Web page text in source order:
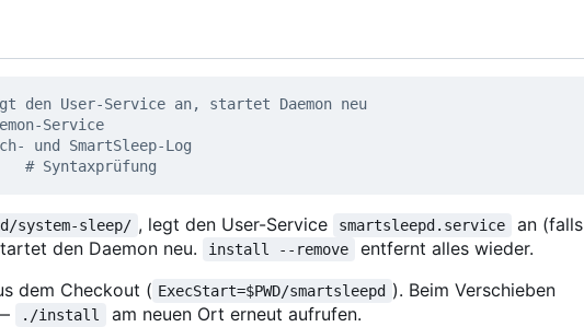
den User-Service an, startet Daemon neu
Service
und SmartSleep-Log
# Syntaxprüfung
system-sleep/ , legt den User-Service smartsleepd.service
an (falls
den Daemon neu.
install --remove
entfernt alles wieder.
dem Checkout ( ExecStart=$PWD/smartsleepd ). Beim Verschieben
./install am neuen Ort erneut aufrufen.